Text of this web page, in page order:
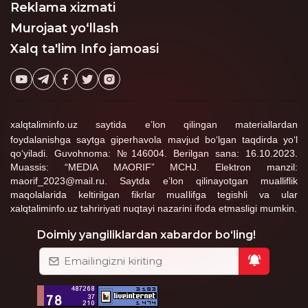
Reklama xizmati
Murojaat yo‘llash
Xalq ta'lim Info jamoasi
xalqtaliminfo.uz saytida e’lon qilingan materiallardan
foydalanishga saytga giperhavola mavjud bo‘lgan taqdirda yo‘l
qo‘yiladi. Guvohnoma: №146004. Berilgan sana: 16.10.2023.
Muassis: “MEDIA MAORIF” MCHJ. Elektron manzil:
maorif_2023@mail.ru. Saytda e’lon qilinayotgan mualliflik
maqolalarida keltirilgan fikrlar muallifga tegishli va ular
xalqtaliminfo.uz tahririyati nuqtayi nazarini ifoda etmasligi mumkin.
Doimiy yangiliklardan xabardor bo‘ling!